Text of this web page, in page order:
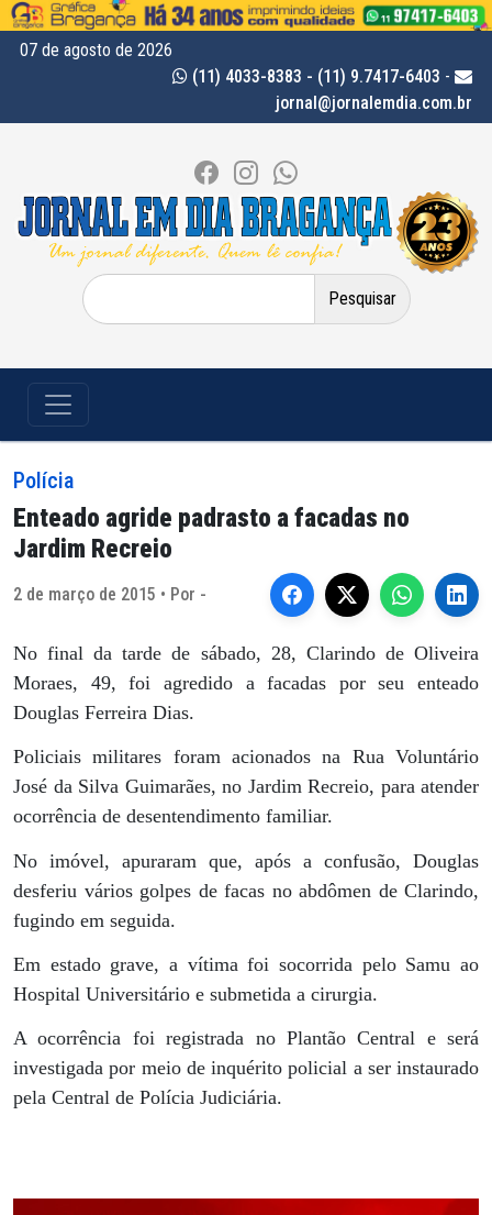
07 de agosto de 2026
(11) 4033-8383 - (11) 9.7417-6403 -
jornal@jornalemdia.com.br
Pesquisar
por:
Polícia
Enteado agride padrasto a facadas no
Jardim Recreio
2 de março de 2015 • Por -
No final da tarde de sábado, 28, Clarindo de Oliveira
Moraes, 49, foi agredido a facadas por seu enteado
Douglas Ferreira Dias.
Policiais militares foram acionados na Rua Voluntário
José da Silva Guimarães, no Jardim Recreio, para atender
ocorrência de desentendimento familiar.
No imóvel, apuraram que, após a confusão, Douglas
desferiu vários golpes de facas no abdômen de Clarindo,
fugindo em seguida.
Em estado grave, a vítima foi socorrida pelo Samu ao
Hospital Universitário e submetida a cirurgia.
A ocorrência foi registrada no Plantão Central e será
investigada por meio de inquérito policial a ser instaurado
pela Central de Polícia Judiciária.